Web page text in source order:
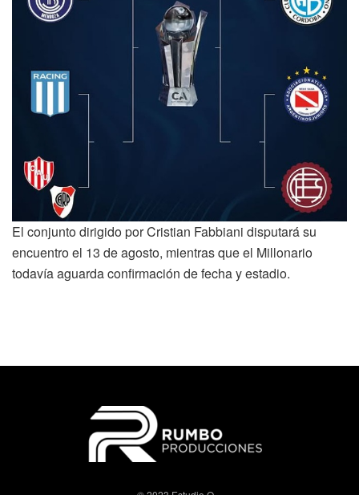
El conjunto dirigido por Cristian Fabbiani disputará su
encuentro el 13 de agosto, mientras que el Millonario
todavía aguarda confirmación de fecha y estadio.